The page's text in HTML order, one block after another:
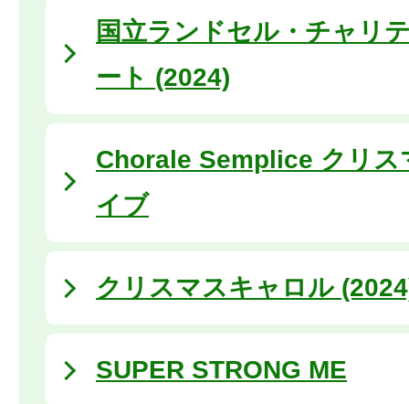
国立ランドセル・チャリ
ート (2024)
Chorale Semplice クリス
イブ
クリスマスキャロル
SUPER STRONG ME